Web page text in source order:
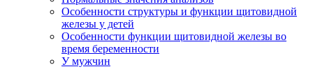
Особенности структуры и функции щитовидной
железы у детей
Особенности функции щитовидной железы во
время беременности
У мужчин